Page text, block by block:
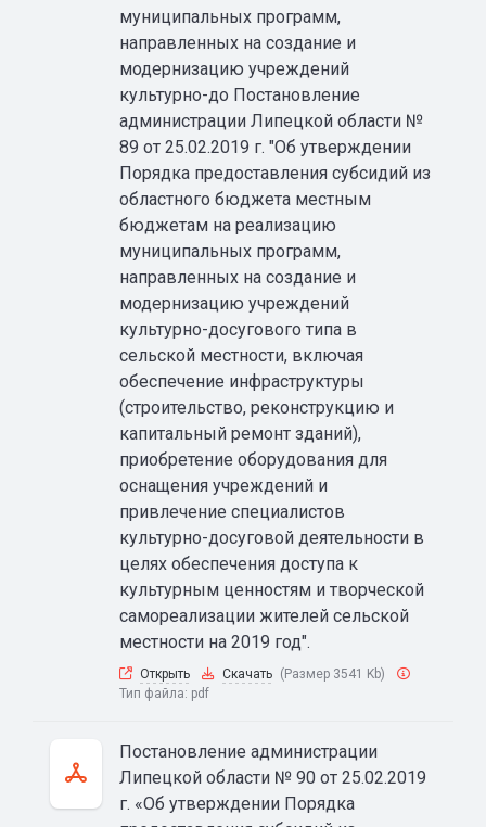
муниципальных программ,
направленных на создание и
модернизацию учреждений
культурно-до Постановление
администрации Липецкой области №
89 от 25.02.2019 г. "Об утверждении
Порядка предоставления субсидий из
областного бюджета местным
бюджетам на реализацию
муниципальных программ,
направленных на создание и
модернизацию учреждений
культурно-досугового типа в
сельской местности, включая
обеспечение инфраструктуры
(строительство, реконструкцию и
капитальный ремонт зданий),
приобретение оборудования для
оснащения учреждений и
привлечение специалистов
культурно-досуговой деятельности в
целях обеспечения доступа к
культурным ценностям и творческой
самореализации жителей сельской
местности на 2019 год".
Открыть Скачать (Размер 3541 Kb)
Тип файла: pdf
Постановление администрации
Липецкой области № 90 от 25.02.2019
г. «Об утверждении Порядка